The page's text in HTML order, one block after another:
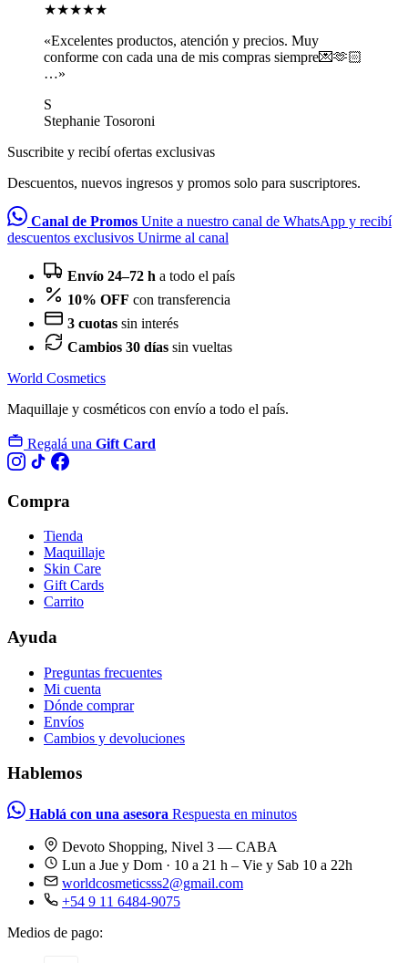
★★★★★
«Excelentes productos, atención y precios. Muy
conforme con cada una de mis compras siempre💌🫶🏻
…»
S
Stephanie Tosoroni
Suscribite y recibí ofertas exclusivas
Descuentos, nuevos ingresos y promos solo para suscriptores.
Canal de Promos Unite a nuestro canal de WhatsApp y recibí
descuentos exclusivos Unirme al canal
Envío 24–72 h a todo el país
10% OFF con transferencia
3 cuotas sin interés
Cambios 30 días sin vueltas
World Cosmetics
Maquillaje y cosméticos con envío a todo el país.
Regalá una Gift Card
Compra
Tienda
Maquillaje
Skin Care
Gift Cards
Carrito
Ayuda
Preguntas frecuentes
Mi cuenta
Dónde comprar
Envíos
Cambios y devoluciones
Hablemos
Hablá con una asesora Respuesta en minutos
Devoto Shopping, Nivel 3 — CABA
Lun a Jue y Dom · 10 a 21 h – Vie y Sab 10 a 22h
worldcosmeticsss2@gmail.com
+54 9 11 6484-9075
Medios de pago: